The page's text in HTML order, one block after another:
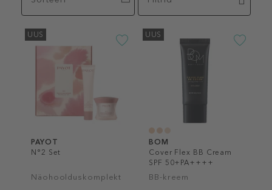
UUS
PAYOT
N°2 Set
Näohoolduskomplekt
UUS
BOM
Cover Flex BB Cream
SPF 50+PA++++
BB-kreem